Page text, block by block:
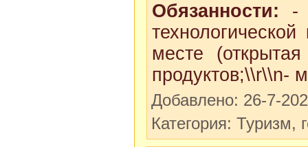
Обязанности: -
месте
продуктов;\\r\\n-
Добавлено: 26-7-
Категория: Туризм,